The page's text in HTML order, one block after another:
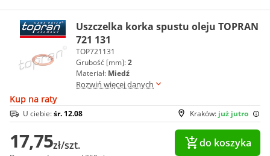
Uszczelka korka spustu oleju TOPRAN
721 131
TOP721131
Grubość [mm]:2
Materiał: Miedź
Rozwiń więcej danych
Kup na raty
Kraków: już jutro
U ciebie:śr. 12.08
17,75zł/szt. do koszyka